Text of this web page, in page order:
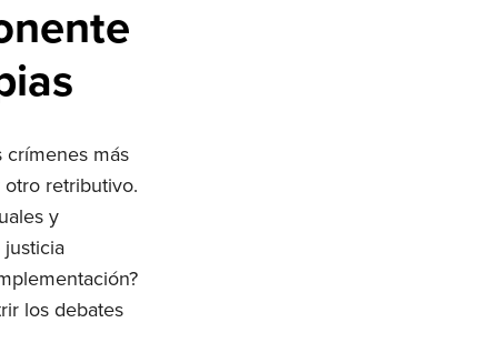
crímenes más
retributivo.
y
los debates